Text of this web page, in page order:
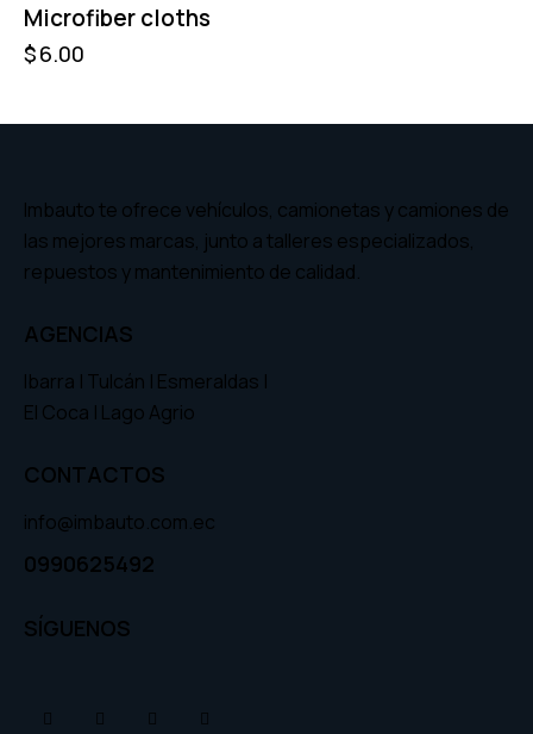
Microfiber cloths
$6.00
Imbauto te ofrece vehículos, camionetas y camiones de
las mejores marcas, junto a talleres especializados,
repuestos y mantenimiento de calidad.
AGENCIAS
Ibarra | Tulcán | Esmeraldas |
El Coca | Lago Agrio
CONTACTOS
info@imbauto.com.ec
0990625492
SÍGUENOS